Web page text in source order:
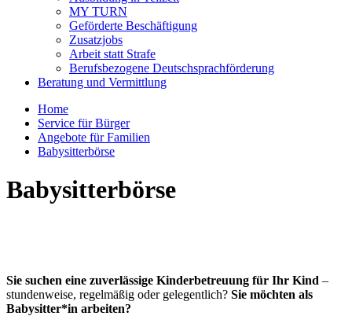
MY TURN
Geförderte Beschäftigung
Zusatzjobs
Arbeit statt Strafe
Berufsbezogene Deutschsprachförderung
Beratung und Vermittlung
Home
Service für Bürger
Angebote für Familien
Babysitterbörse
Babysitterbörse
Sie suchen eine zuverlässige Kinderbetreuung für Ihr Kind –
stundenweise, regelmäßig oder gelegentlich? Sie möchten als
Babysitter*in arbeiten?